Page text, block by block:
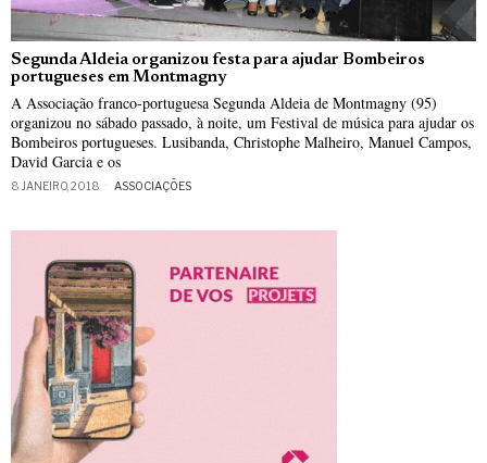
Segunda Aldeia organizou festa para ajudar Bombeiros
portugueses em Montmagny
A Associação franco-portuguesa Segunda Aldeia de Montmagny (95)
organizou no sábado passado, à noite, um Festival de música para ajudar os
Bombeiros portugueses. Lusibanda, Christophe Malheiro, Manuel Campos,
David Garcia e os
8 JANEIRO, 2018 ASSOCIAÇÕES